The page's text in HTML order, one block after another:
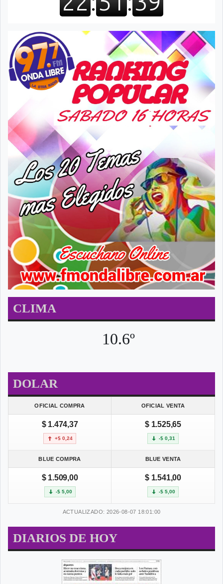
CLIMA
10.6º
DOLAR
OFICIAL COMPRA OFICIAL VENTA
$ 1.474,37
+$ 0,24
$ 1.525,65
-$ 0,31
BLUE COMPRA BLUE VENTA
$ 1.509,00
-$ 5,00
$ 1.541,00
-$ 5,00
ACTUALIZADO: 2026-08-07 18:01:00
DIARIOS DE HOY